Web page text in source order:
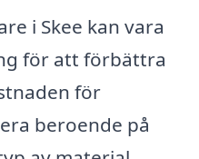
i Skee kan vara
för att förbättra
för
beroende på